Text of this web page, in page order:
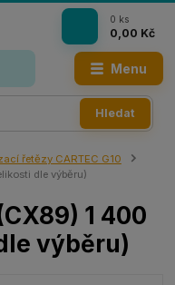
Menu
Hledat
0 ks
0,00 Kč
řetězy CARTEC G10
dle výběru)
1 400
výběru)